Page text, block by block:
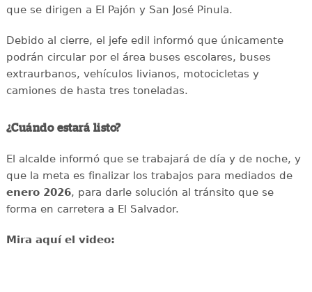
que se dirigen a El Pajón y San José Pinula.
Debido al cierre, el jefe edil informó que únicamente
podrán circular por el área buses escolares, buses
extraurbanos, vehículos livianos, motocicletas y
camiones de hasta tres toneladas.
¿Cuándo estará listo?
El alcalde informó que se trabajará de día y de noche, y
que la meta es finalizar los trabajos para mediados de
enero 2026, para darle solución al tránsito que se
forma en carretera a El Salvador.
Mira aquí el video: